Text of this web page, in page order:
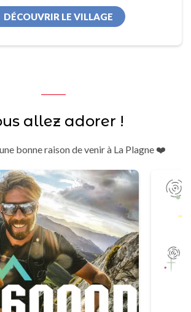
DÉCOUVRIR LE VILLAGE
allez adorer !
bonne raison de venir à La Plagne ❤️